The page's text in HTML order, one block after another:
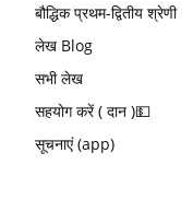
बौद्धिक प्रथम-द्वितीय श्रेणी
लेख Blog
सभी लेख
सहयोग करें ( दान )💵
सूचनाएं (app)